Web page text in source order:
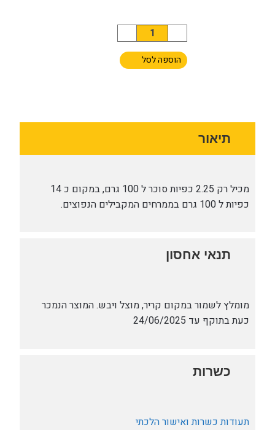
כמות
של
O’Sweet
לוז
קקאו
300
ג'
הוספה לסל
תיאור
מכיל רק 2.25 כפיות סוכר ל 100 גרם, במקום כ 14
כפיות ל 100 גרם בממרחים המקבילים הנפוצים.
תנאי אחסון
מומלץ לשמור במקום קריר, מוצל ויבש. המוצר הנמכר
כעת בתוקף עד 24/06/2025
כשרות
תעודות כשרות ואישור הלכתי